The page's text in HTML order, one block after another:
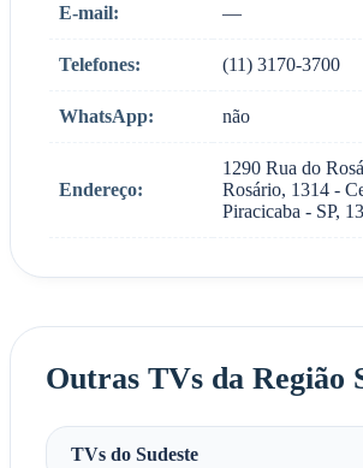
E-mail: —
Telefones: (11) 3170-3700
WhatsApp: não
Endereço:
1290 Rua do
Rosário, 1314 -
Piracicaba - SP,
Outras TVs da Região
TVs do Sudeste